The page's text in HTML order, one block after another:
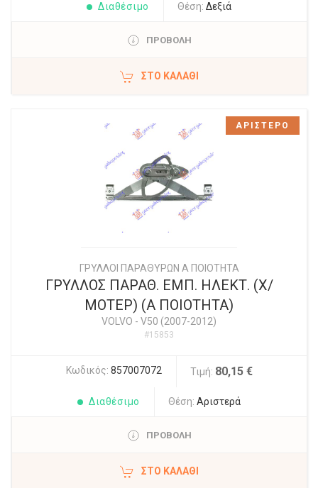
Διαθέσιμο Θέση: Δεξιά
ΠΡΟΒΟΛΗ
ΣΤΟ ΚΑΛΆΘΙ
ΓΡΥΛΛΟΙ ΠΑΡΑΘΥΡΩΝ Α ΠΟΙΟΤΗΤΑ
ΓΡΥΛΛΟΣ ΠΑΡΑΘ. ΕΜΠ. ΗΛΕΚΤ. (Χ/
ΜΟΤΕΡ) (Α ΠΟΙΟΤΗΤΑ)
VOLVO - V50 (2007-2012)
#15853
Κωδικός: 857007072 Τιμή: 80,15 €
Διαθέσιμο Θέση: Αριστερά
ΠΡΟΒΟΛΗ
ΣΤΟ ΚΑΛΆΘΙ
ΑΡΙΣΤΕΡΟ